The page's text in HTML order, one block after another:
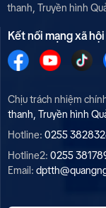
thanh, Truyền hình
Kết nối mạng xã hội
Chịu trách nhiệm
thanh, Truyền hình
Hotline: 0255
Hotline2: 0255
Email: